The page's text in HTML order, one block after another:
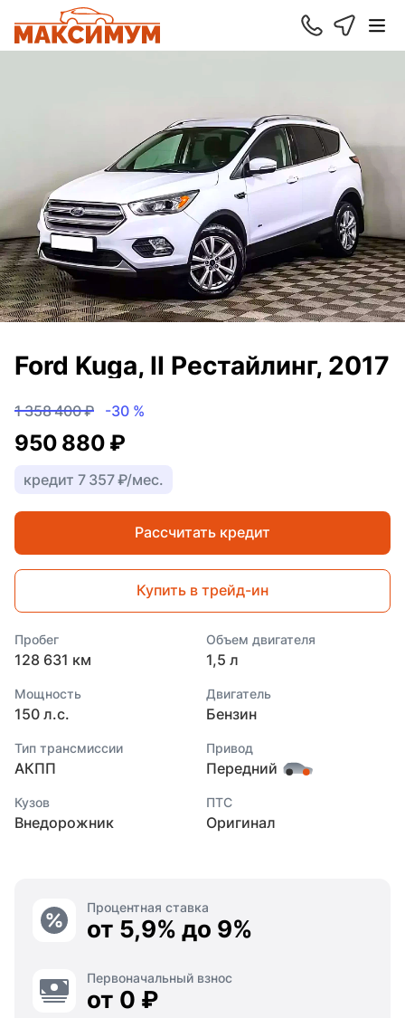
Ford Kuga, II Рестайлинг, 2017
1 358 400 ₽ -30 %
950 880 ₽
кредит 7 357 ₽/мес.
Рассчитать кредит
Купить в трейд-ин
Пробег
128 631 км
Объем двигателя
1,5 л
Мощность
150 л.с.
Двигатель
Бензин
Тип трансмиссии
АКПП
Привод
Передний
Кузов
Внедорожник
ПТС
Оригинал
Процентная ставка
от 5,9% до 9%
Первоначальный взнос
от 0 ₽